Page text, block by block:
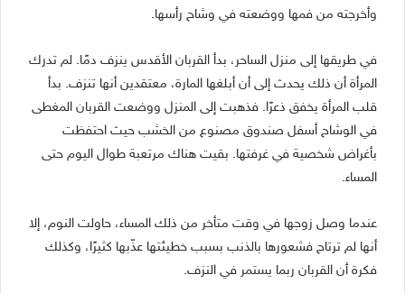
وأخرجته من فمها ووضعته في وشاح رأسها.
في طريقها إلى منزل الساحر، بدأ القربان الأقدس ينزف دمًا. لم تدرك
المرأة أن ذلك يحدث إلى أن أبلغها المارة، معتقدين أنها تنزف. بدأ
قلب المرأة يخفق ذعرًا. فذهبت إلى المنزل ووضعت القربان المغطى
في الوشاح أسفل صندوق مصنوع من الخشب حيث احتفظت
بأغراض شخصية في غرفتها. بقيت هناك مرتعبة طوال اليوم حتى
المساء.
عندما وصل زوجها في وقت متأخر من ذلك المساء، حاولت النوم، إلا
أنها لم ترتاح فشعورها بالذنب بسبب خطيئتها عذّبها كثيرًا، وكذلك
فكرة أن القربان ربما يستمر في النزف.